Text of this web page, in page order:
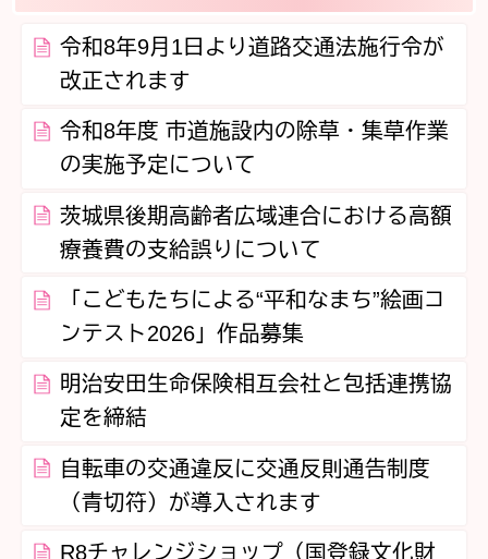
令和8年9月1日より道路交通法施行令が
改正されます
令和8年度 市道施設内の除草・集草作業
の実施予定について
茨城県後期高齢者広域連合における高額
療養費の支給誤りについて
「こどもたちによる“平和なまち”絵画コ
ンテスト2026」作品募集
明治安田生命保険相互会社と包括連携協
定を締結
自転車の交通違反に交通反則通告制度
（青切符）が導入されます
R8チャレンジショップ（国登録文化財